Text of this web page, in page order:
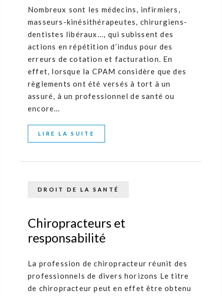
Nombreux sont les médecins, infirmiers,
masseurs-kinésithérapeutes, chirurgiens-
dentistes libéraux..., qui subissent des
actions en répétition d’indus pour des
erreurs de cotation et facturation. En
effet, lorsque la CPAM considère que des
règlements ont été versés à tort à un
assuré, à un professionnel de santé ou
encore…
LIRE LA SUITE
DROIT DE LA SANTÉ
Chiropracteurs et
responsabilité
La profession de chiropracteur réunit des
professionnels de divers horizons Le titre
de chiropracteur peut en effet être obtenu